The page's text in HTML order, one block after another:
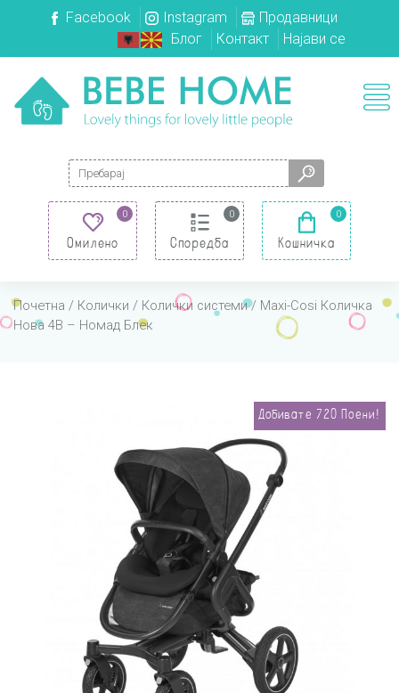
Facebook Instagram
Продавници
Блог
Контакт Најави се
Search for:
0
Омилено
0
Споредба
0
Кошничка
Почетна / Колички / Колички системи/ Maxi-Cosi Количка
Нова 4В – Номад Блек
Добивате 720 Поени!